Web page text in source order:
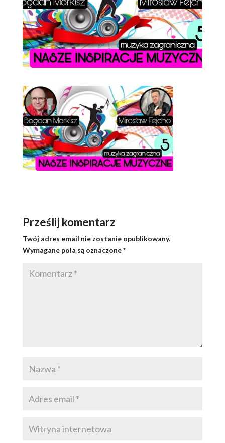
Prześlij komentarz
Twój adres email nie zostanie opublikowany.
Wymagane pola są oznaczone*